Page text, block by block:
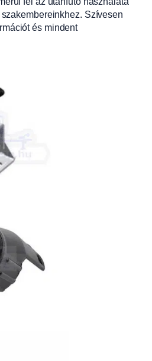
Szívesen
és mindent